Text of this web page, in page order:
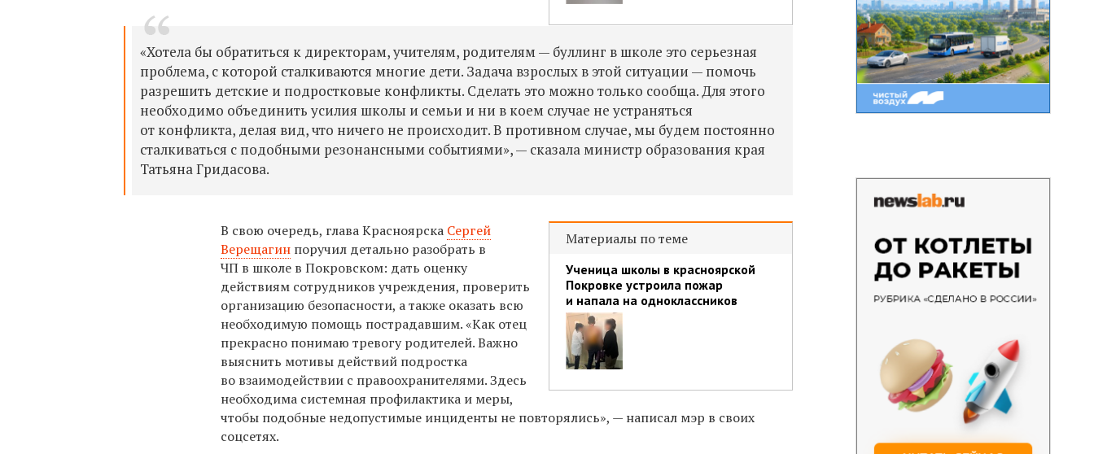
«Хотела бы обратиться к директорам, учителям, родителям — буллинг в школе это серьезная
проблема, с которой сталкиваются многие дети. Задача взрослых в этой ситуации — помочь
разрешить детские и подростковые конфликты. Сделать это можно только сообща. Для этого
необходимо объединить усилия школы и семьи и ни в коем случае не устраняться
от конфликта, делая вид, что ничего не происходит. В противном случае, мы будем постоянно
сталкиваться с подобными резонансными событиями», — сказала министр образования края
Татьяна Гридасова.
Материалы по теме
Ученица школы в красноярской
Покровке устроила пожар
и напала на одноклассников
В свою очередь, глава Красноярска Сергей
Верещагин поручил детально разобрать в
ЧП в школе в Покровском: дать оценку
действиям сотрудников учреждения, проверить
организацию безопасности, а также оказать всю
необходимую помощь пострадавшим. «Как отец
прекрасно понимаю тревогу родителей. Важно
выяснить мотивы действий подростка
во взаимодействии с правоохранителями. Здесь
необходима системная профилактика и меры,
чтобы подобные недопустимые инциденты не повторялись», — написал мэр в своих
соцсетях.